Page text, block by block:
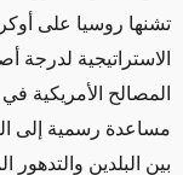
تشنها روسيا على
الاستراتيجية لدرجة
المصالح الأمريكية في
مساعدة رسمية إلى
بين البلدين